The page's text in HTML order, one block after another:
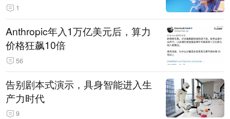
1
Anthropic年入1万亿美元后，算力
价格狂飙10倍
56
告别剧本式演示，具身智能进入生
产力时代
9